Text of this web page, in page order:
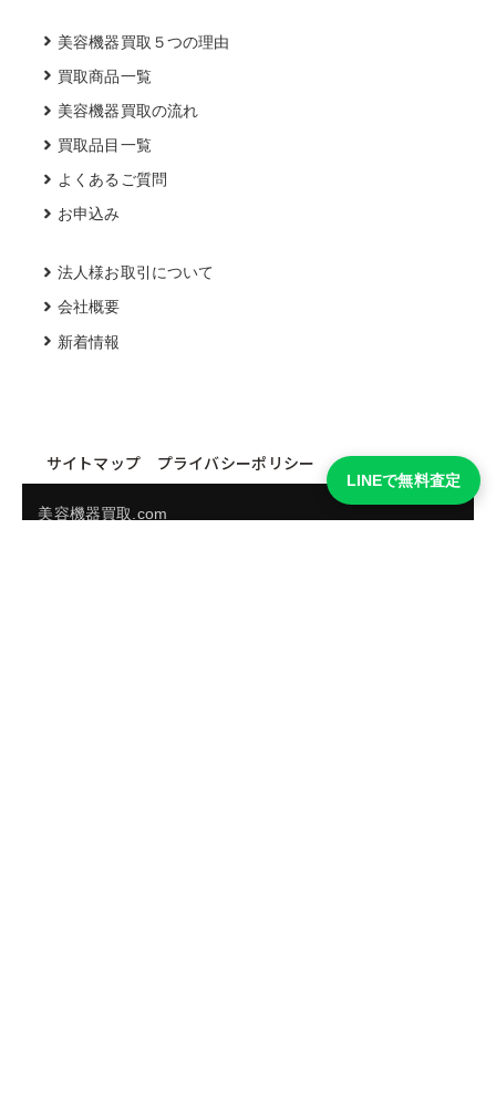
美容機器買取５つの理由
買取商品一覧
美容機器買取の流れ
買取品目一覧
よくあるご質問
お申込み
法人様お取引について
会社概要
新着情報
サイトマップ プライバシーポリシー
美容機器買取.com
LINEで無料査定